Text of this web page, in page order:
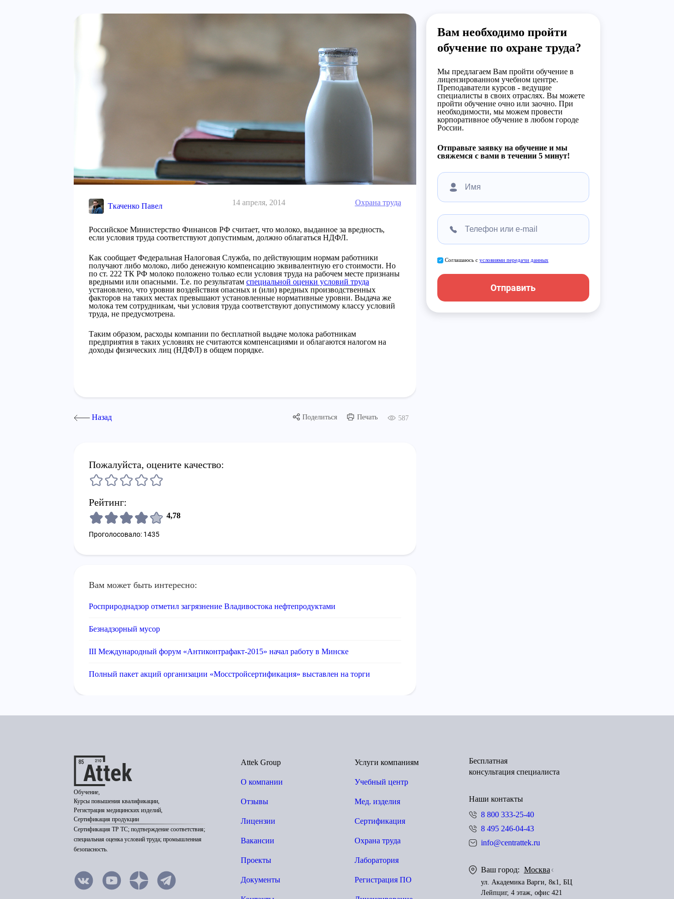
Ткаченко Павел 14 апреля, 2014 Охрана труда
Российское Министерство Финансов РФ считает, что молоко, выданное за вредность,
если условия труда соответствуют допустимым, должно облагаться НДФЛ.
Как сообщает Федеральная Налоговая Служба, по действующим нормам работники
получают либо молоко, либо денежную компенсацию эквивалентную его стоимости. Но
по ст. 222 ТК РФ молоко положено только если условия труда на рабочем месте признаны
вредными или опасными. Т.е. по результатам специальной оценки условий труда
установлено, что уровни воздействия опасных и (или) вредных производственных
факторов на таких местах превышают установленные нормативные уровни. Выдача же
молока тем сотрудникам, чьи условия труда соответствуют допустимому классу условий
труда, не предусмотрена.
Таким образом, расходы компании по бесплатной выдаче молока работникам
предприятия в таких условиях не считаются компенсациями и облагаются налогом на
доходы физических лиц (НДФЛ) в общем порядке.
Назад Поделиться Печать 587
Пожалуйста, оцените качество:
Рейтинг:
4,78
Проголосовало: 1435
Вам может быть интересно:
Росприроднадзор отметил загрязнение Владивостока нефтепродуктами
Безнадзорный мусор
III Международный форум «Антиконтрафакт-2015» начал работу в Минске
Полный пакет акций организации «Мосстройсертификация» выставлен на торги
Вам необходимо пройти
обучение по охране труда?
Мы предлагаем Вам пройти обучение в
лицензированном учебном центре.
Преподаватели курсов - ведущие
специалисты в своих отраслях. Вы можете
пройти обучение очно или заочно. При
необходимости, мы можем провести
корпоративное обучение в любом городе
России.
Отправьте заявку на обучение и мы
свяжемся с вами в течении 5 минут!
Соглашаюсь с условиями передачи данных
Отправить
Обучение,
Курсы повышения квалификации,
Регистрация медицинских изделий,
Сертификация продукции
Сертификация ТР ТС; подтверждение соответствия;
специальная оценка условий труда; промышленная
безопасность.
Attek Group
О компании
Отзывы
Лицензии
Вакансии
Проекты
Документы
Услуги компаниям
Учебный центр
Мед. изделия
Сертификация
Охрана труда
Лаборатория
Регистрация ПО
Бесплатная
консультация специалиста
Наши контакты
8 800 333-25-40
8 495 246-04-43
info@centrattek.ru
Ваш город: Москва
ул. Академика Варги, 8к1, БЦ
Лейпциг, 4 этаж, офис 421